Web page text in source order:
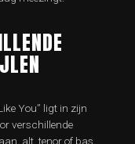
You” ligt in zijn
verschillende
alt, tenor of bas